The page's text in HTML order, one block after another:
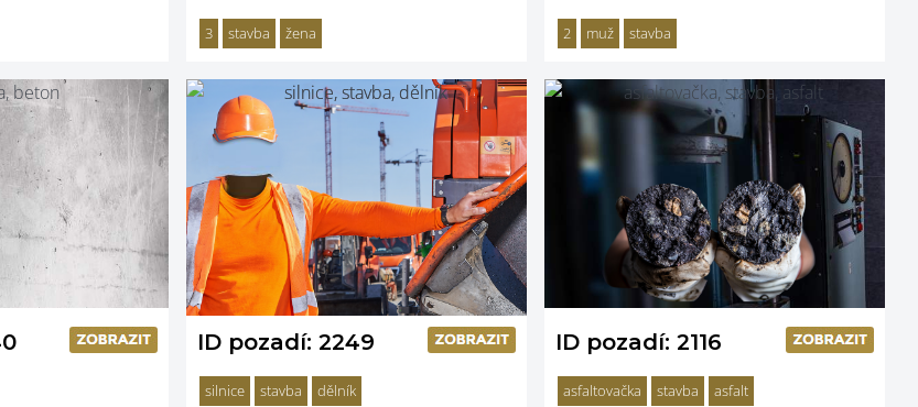
3 stavba žena 2 muž stavba
ID pozadí: 2249
silnice stavba dělník
ID pozadí: 2116
asfaltovačka stavba asfalt